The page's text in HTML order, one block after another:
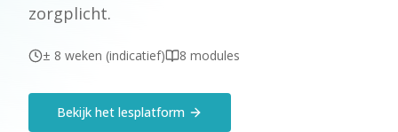
zorgplicht.
± 8 weken (indicatief) 8 modules
Bekijk het lesplatform